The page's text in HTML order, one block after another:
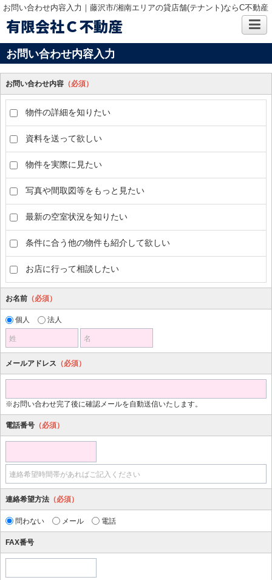
お問い合わせ内容入力｜藤沢市/湘南エリアの貸店舗(テナント)ならC不動産
有限会社Ｃ不動産
お問い合わせ内容入力
お問い合わせ内容 （必須）
物件の詳細を知りたい
資料を送って欲しい
物件を実際に見たい
写真や間取図等をもっと見たい
最新の空室状況を知りたい
条件に合う他の物件も紹介して欲しい
お店に行って相談したい
お名前 （必須）
個人 法人
姓 名
メールアドレス （必須）
※お問い合わせ完了後に確認メールを自動送信いたします。
電話番号 （必須）
連絡希望時間帯があればご記入ください
連絡希望方法 （必須）
問わない メール 電話
FAX番号